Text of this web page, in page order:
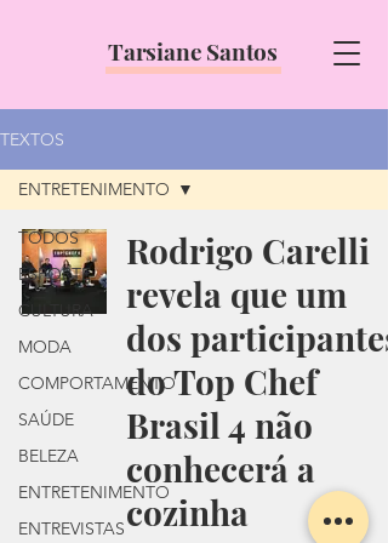
Tarsiane Santos
TEXTOS
TODOS
ESPORTE
CULTURA
MODA
COMPORTAMENTO
SAÚDE
BELEZA
ENTRETENIMENTO
ENTREVISTAS
ENTRETENIMENTO
Rodrigo Carelli
revela que um
dos participantes
do Top Chef
Brasil 4 não
conhecerá a
cozinha